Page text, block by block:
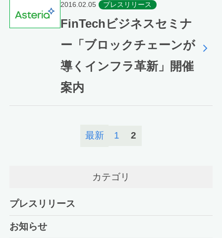
2016.02.05 プレスリリース
FinTechビジネスセミナ
ー「ブロックチェーンが
導くインフラ革新」開催
案内
最新 1 2
カテゴリ
プレスリリース
お知らせ